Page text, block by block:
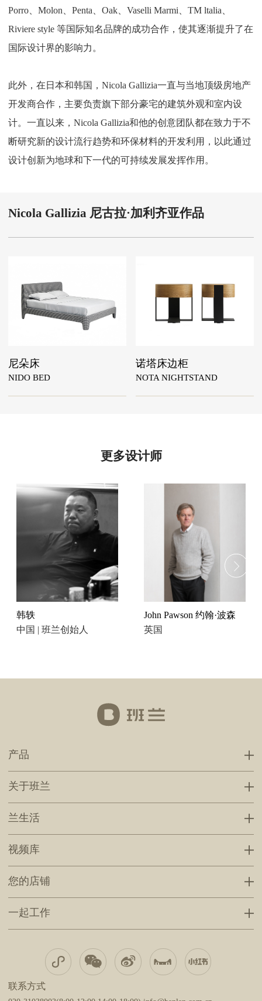
Porro、Molon、Penta、Oak、Vaselli Marmi、TM ltalia、
Riviere style 等国际知名品牌的成功合作，使其逐渐提升了在
国际设计界的影响力。
此外，在日本和韩国，Nicola Gallizia一直与当地顶级房地产
开发商合作，主要负责旗下部分豪宅的建筑外观和室内设
计。一直以来，Nicola Gallizia和他的创意团队都在致力于不
断研究新的设计流行趋势和环保材料的开发利用，以此通过
设计创新为地球和下一代的可持续发展发挥作用。
Nicola Gallizia 尼古拉·加利齐亚作品
尼朵床
NIDO BED
诺塔床边柜
NOTA NIGHTSTAND
更多设计师
韩轶
中国 | 班兰创始人
John Pawson 约翰·波森
英国
产品
关于班兰
兰生活
视频库
您的店铺
一起工作
联系方式